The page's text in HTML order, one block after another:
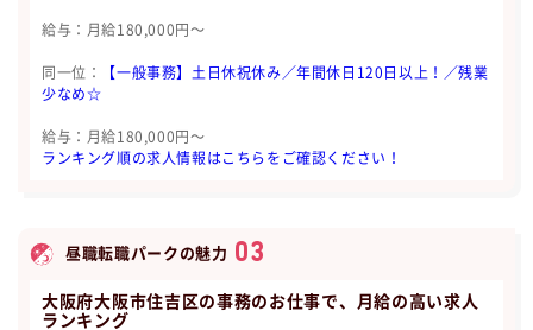
給与：月給180,000円〜
同一位：
【一般事務】土日休祝休み／年間休日120日以上！／残業
少なめ☆
給与：月給180,000円〜
ランキング順の求人情報はこちらをご確認ください！
昼職転職パークの魅力 03
大阪府大阪市住吉区の事務のお仕事で、月給の高い求人
ランキング